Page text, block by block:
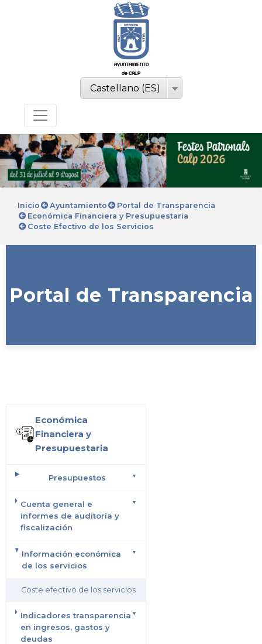
AYUNTAMIENTO
de CALP
Castellano (ES)
Inicio Ayuntamiento
Portal de Transparencia
Económica Financiera y Presupuestaria
Coste Efectivo de los Servicios
Portal de Transparencia
Económica
Financiera y
Presupuestaria
Presupuestos
Cuenta general e
informes de auditoría y
fiscalización
Información económica
de los servicios
Coste efectivo de los servicios
Indicadores transparencia
en ingresos, gastos y
deudas